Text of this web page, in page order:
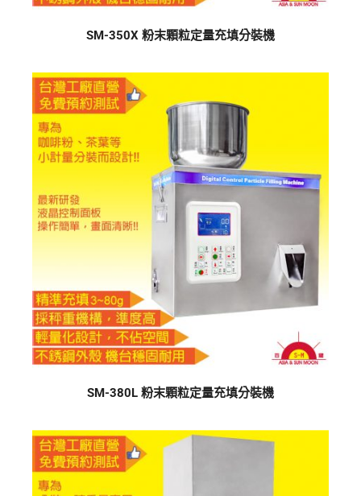
SM-350X 粉末顆粒定量充填分裝機
SM-380L 粉末顆粒定量充填分裝機